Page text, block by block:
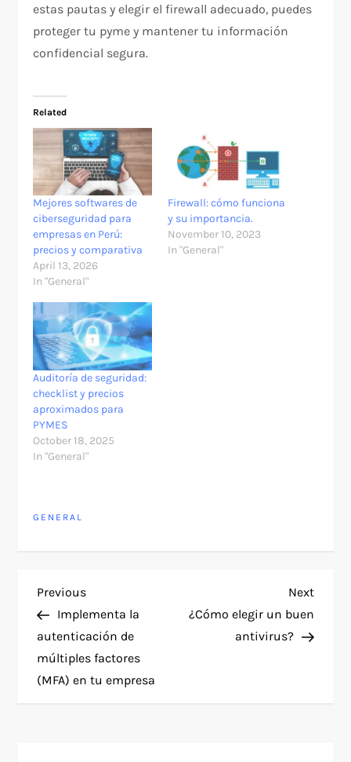
estas pautas y elegir el firewall adecuado, puedes
proteger tu pyme y mantener tu información
confidencial segura.
Related
Mejores softwares de
ciberseguridad para
empresas en Perú:
precios y comparativa
April 13, 2026
In "General"
Firewall: cómo funciona
y su importancia.
November 10, 2023
In "General"
Auditoría de seguridad:
checklist y precios
aproximados para
PYMES
October 18, 2025
In "General"
GENERAL
P
o
s
Previous
Post
Previous
Implementa la
autenticación de
múltiples factores
(MFA) en tu empresa
Next
Post
Next
¿Cómo elegir un buen
antivirus?